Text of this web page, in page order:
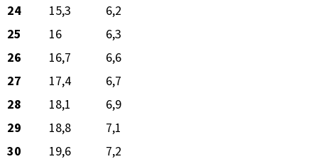
24
15,3
6,2
25
16
6,3
26
16,7
6,6
27
17,4
6,7
28
18,1
6,9
29
18,8
7,1
30
19,6
7,2